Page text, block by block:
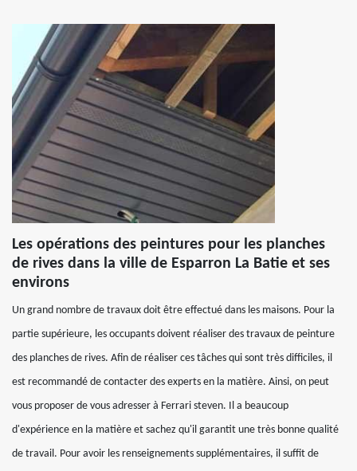
Les opérations des peintures pour les planches
de rives dans la ville de Esparron La Batie et ses
environs
Un grand nombre de travaux doit être effectué dans les maisons. Pour la
partie supérieure, les occupants doivent réaliser des travaux de peinture
des planches de rives. Afin de réaliser ces tâches qui sont très difficiles, il
est recommandé de contacter des experts en la matière. Ainsi, on peut
vous proposer de vous adresser à Ferrari steven. Il a beaucoup
d'expérience en la matière et sachez qu'il garantit une très bonne qualité
de travail. Pour avoir les renseignements supplémentaires, il suffit de